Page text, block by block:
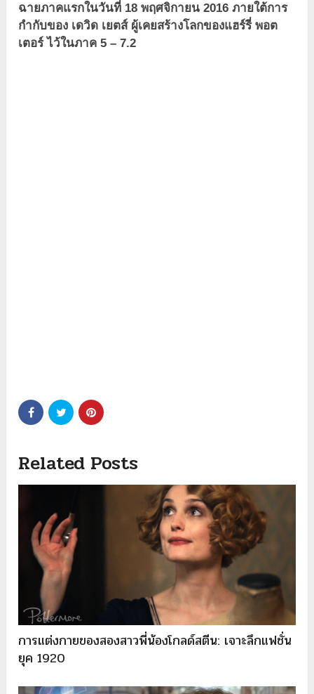
ฉายภาคแรกในวันที่ 18 พฤศจิกายน 2016 ภายใต้การ
กำกับของ เดวิด เยตส์ ผู้เคยสร้างโลกของแฮร์รี่ พอต
เตอร์ ไว้ในภาค 5 – 7.2
Related Posts
การแต่งกายของสองสาวพี่น้องโกลด์สตีน: เจาะลึกแฟชั่น
ยุค 1920